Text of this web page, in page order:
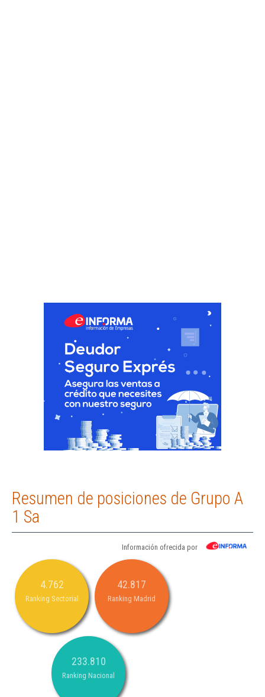
Resumen de posiciones de Grupo A
1 Sa
Información ofrecida por
4.762
Ranking Sectorial
42.817
Ranking Madrid
233.810
Ranking Nacional